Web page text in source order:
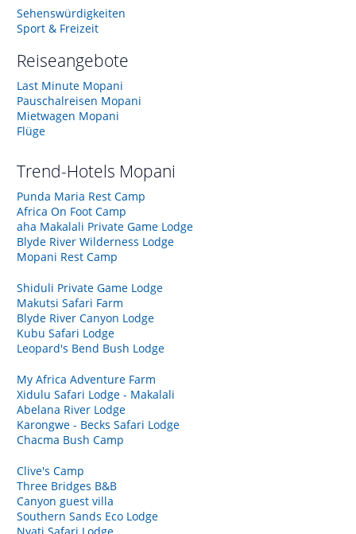
Sehenswürdigkeiten
Sport & Freizeit
Reiseangebote
Last Minute Mopani
Pauschalreisen Mopani
Mietwagen Mopani
Flüge
Trend-Hotels Mopani
Punda Maria Rest Camp
Africa On Foot Camp
aha Makalali Private Game Lodge
Blyde River Wilderness Lodge
Mopani Rest Camp
Shiduli Private Game Lodge
Makutsi Safari Farm
Blyde River Canyon Lodge
Kubu Safari Lodge
Leopard's Bend Bush Lodge
My Africa Adventure Farm
Xidulu Safari Lodge - Makalali
Abelana River Lodge
Karongwe - Becks Safari Lodge
Chacma Bush Camp
Clive's Camp
Three Bridges B&B
Canyon guest villa
Southern Sands Eco Lodge